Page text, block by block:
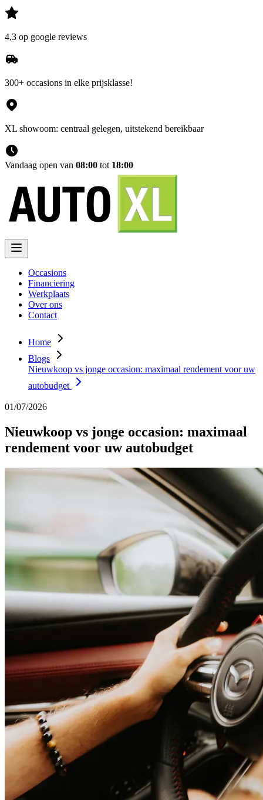
4,3 op google reviews
300+ occasions in elke prijsklasse!
XL showoom: centraal gelegen, uitstekend bereikbaar
Vandaag open van 08:00 tot 18:00
Occasions
Financiering
Werkplaats
Over ons
Contact
Home
Blogs
Nieuwkoop vs jonge occasion: maximaal rendement voor uw
autobudget
01/07/2026
Nieuwkoop vs jonge occasion: maximaal
rendement voor uw autobudget